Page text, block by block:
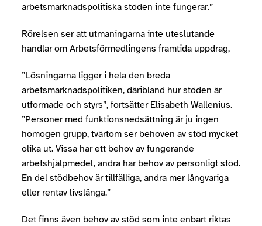
arbetsmarknadspolitiska stöden inte fungerar.”
Rörelsen ser att utmaningarna inte uteslutande
handlar om Arbetsförmedlingens framtida uppdrag,
”Lösningarna ligger i hela den breda
arbetsmarknadspolitiken, däribland hur stöden är
utformade och styrs”, fortsätter Elisabeth Wallenius.
”Personer med funktionsnedsättning är ju ingen
homogen grupp, tvärtom ser behoven av stöd mycket
olika ut. Vissa har ett behov av fungerande
arbetshjälpmedel, andra har behov av personligt stöd.
En del stödbehov är tillfälliga, andra mer långvariga
eller rentav livslånga.”
Det finns även behov av stöd som inte enbart riktas